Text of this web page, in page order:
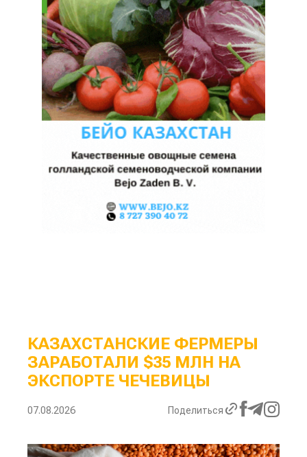
КАЗАХСТАНСКИЕ ФЕРМЕРЫ
ЗАРАБОТАЛИ $35 МЛН НА
ЭКСПОРТЕ ЧЕЧЕВИЦЫ
07.08.2026 Поделиться